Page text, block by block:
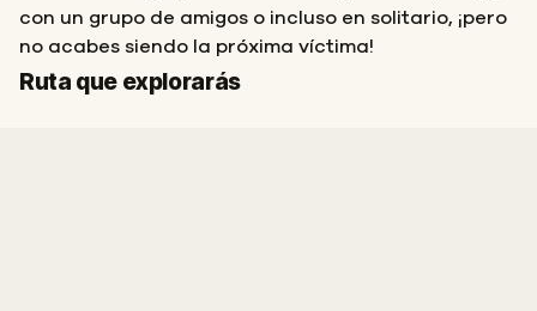
con un grupo de amigos o incluso en solitario, ¡pero
no acabes siendo la próxima víctima!
Ruta que explorarás
Inicio
Final